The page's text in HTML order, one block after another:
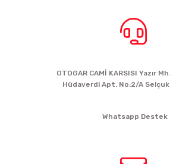
OTOGAR CAMİ KARSISI Yazır
Hüdaverdi Apt. No:2/A
Whatsapp Destek